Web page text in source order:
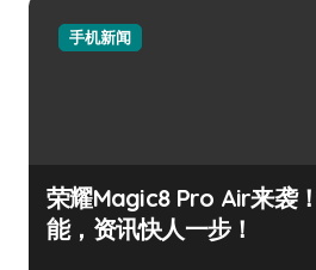
手机新闻
荣耀Magic8 Pro Air来袭
能，资讯快人一步！